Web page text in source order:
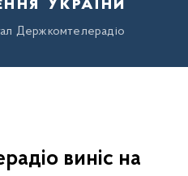
України
Держкомтелерадіо
виніс на